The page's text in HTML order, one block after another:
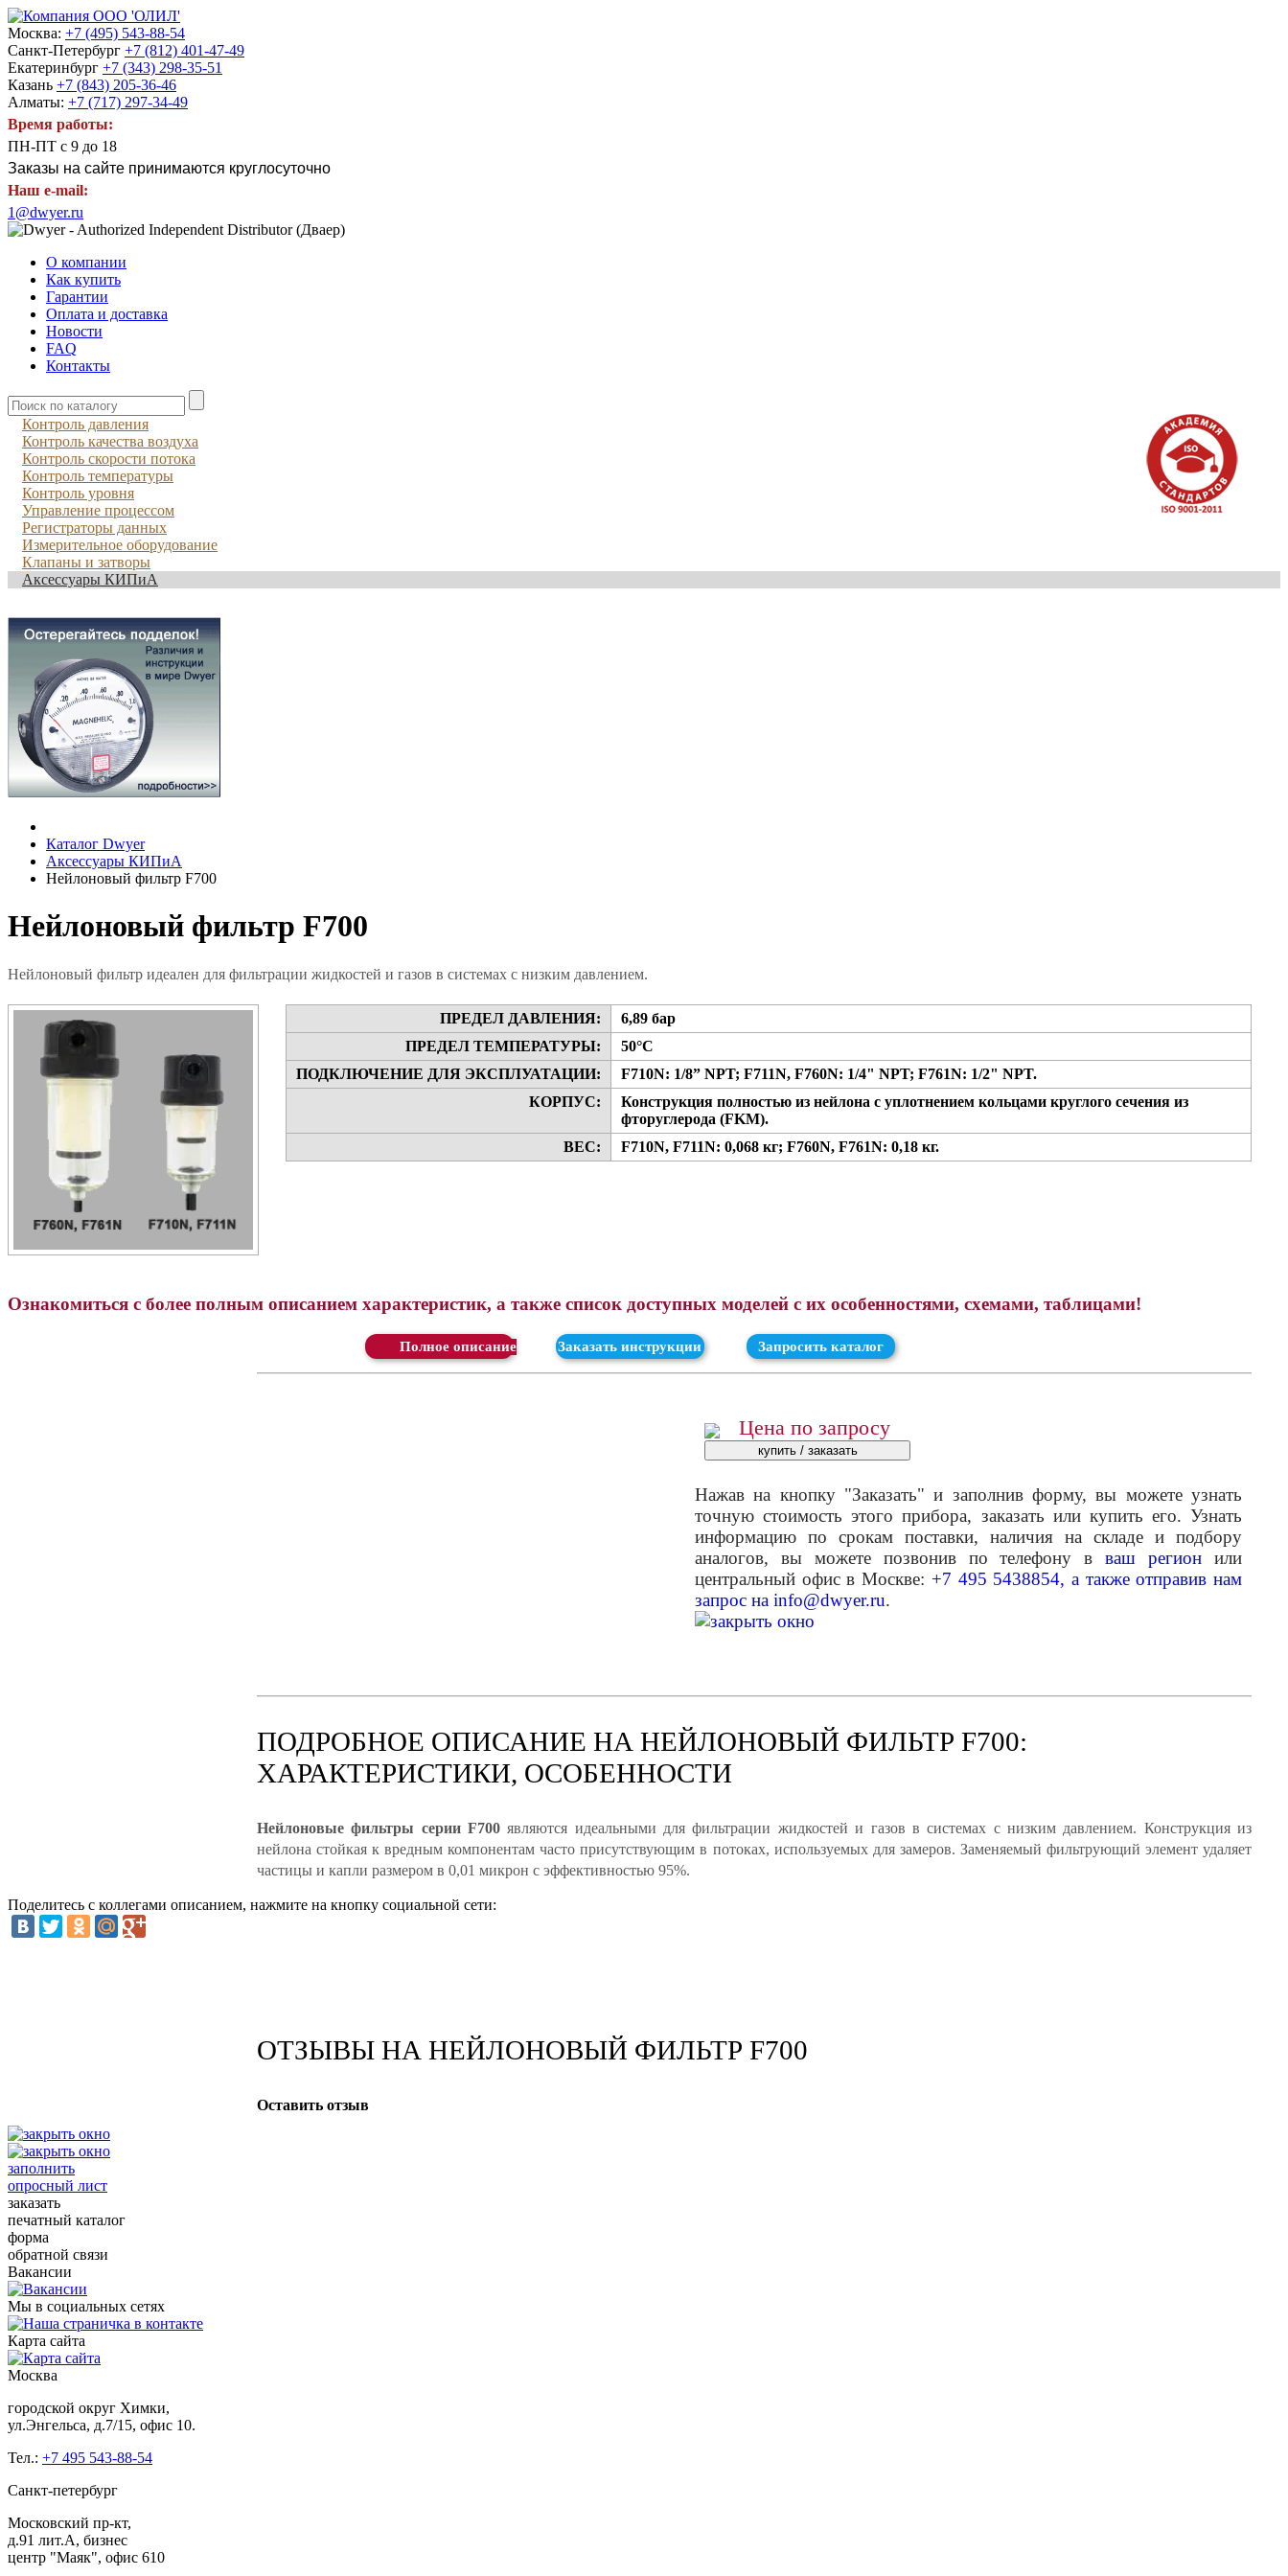
Москва: +7 (495) 543-88-54
Санкт-Петербург +7 (812) 401-47-49
Екатеринбург +7 (343) 298-35-51
Казань +7 (843) 205-36-46
Алматы: +7 (717) 297-34-49
Время работы:
ПН-ПТ с 9 до 18
Заказы на сайте принимаются круглосуточно
Наш e-mail:
1@dwyer.ru
О компании
Как купить
Гарантии
Оплата и доставка
Новости
FAQ
Контакты
Контроль давления
Контроль качества воздуха
Контроль скорости потока
Контроль температуры
Контроль уровня
Управление процессом
Регистраторы данных
Измерительное оборудование
Клапаны и затворы
Аксессуары КИПиА
Каталог Dwyer
Аксессуары КИПиА
Нейлоновый фильтр F700
Нейлоновый фильтр F700
Нейлоновый фильтр идеален для фильтрации жидкостей и газов в системах с низким давлением.
ПРЕДЕЛ ДАВЛЕНИЯ:
6,89 бар
ПРЕДЕЛ ТЕМПЕРАТУРЫ:
50°C
ПОДКЛЮЧЕНИЕ ДЛЯ ЭКСПЛУАТАЦИИ:
F710N: 1/8” NPT; F711N, F760N: 1/4" NPT; F761N: 1/2" NPT.
КОРПУС:
Конструкция полностью из нейлона с уплотнением кольцами круглого сечения из
фторуглерода (FKM).
ВЕС:
F710N, F711N: 0,068 кг; F760N, F761N: 0,18 кг.
Ознакомиться с более полным описанием характеристик, а также список доступных моделей с их особенностями, схемами, таблицами!
Скачать Заказать инструкции Запросить каталог
Цена по запросу
Нажав на кнопку "Заказать" и заполнив форму, вы можете узнать
точную стоимость этого прибора, заказать или купить его. Узнать
информацию по срокам поставки, наличия на складе и подбору
аналогов, вы можете позвонив по телефону вваш регион или
центральный офис в Москве: +7 495 5438854, а также отправив нам
запрос наinfo@dwyer.ru.
ПОДРОБНОЕ ОПИСАНИЕ НА НЕЙЛОНОВЫЙ ФИЛЬТР F700:
ХАРАКТЕРИСТИКИ, ОСОБЕННОСТИ
Нейлоновые фильтры серии F700 являются идеальными для фильтрации жидкостей и газов в системах с низким давлением. Конструкция из
нейлона стойкая к вредным компонентам часто присутствующим в потоках, используемых для замеров. Заменяемый фильтрующий элемент удаляет
частицы и капли размером в 0,01 микрон с эффективностью 95%.
Поделитесь с коллегами описанием, нажмите на кнопку социальной сети:
ОТЗЫВЫ НА НЕЙЛОНОВЫЙ ФИЛЬТР F700
Оставить отзыв
заполнить
опросный лист
заказать
печатный каталог
форма
обратной связи
Вакансии
Мы в социальных сетях
Карта сайта
Москва
городской округ Химки,
ул.Энгельса, д.7/15, офис 10.
Тел.: +7 495 543-88-54
Санкт-петербург
Московский пр-кт,
д.91 лит.А, бизнес
центр "Маяк", офис 610